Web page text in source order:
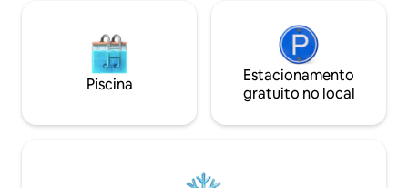
Piscina
Estacionamento
gratuito no local